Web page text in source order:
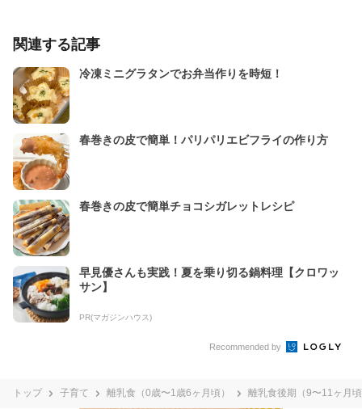
関連する記事
冷凍ミニグラタンでお弁当作りを時短！
春巻きの皮で簡単！パリパリエビフライの作り方
春巻きの皮で簡単チョコシガレットレシピ
早見優さんも実践！夏を乗り切る鍋料理【クロワッ
サン】
PR(マガジンハウス)
Recommended by
トップ 子育て 離乳食（0歳〜1歳6ヶ月頃） 離乳食後期（9〜11ヶ月